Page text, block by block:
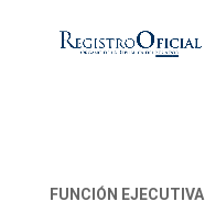
FUNCIÓN EJECUTIVA